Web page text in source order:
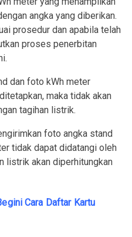
angka yang diberikan.
prosedur dan apabila telah
proses penerbitan
dan foto kWh meter
maka tidak akan
tagihan listrik.
foto angka stand
tidak dapat didatangi oleh
listrik akan diperhitungkan
Cara Daftar Kartu